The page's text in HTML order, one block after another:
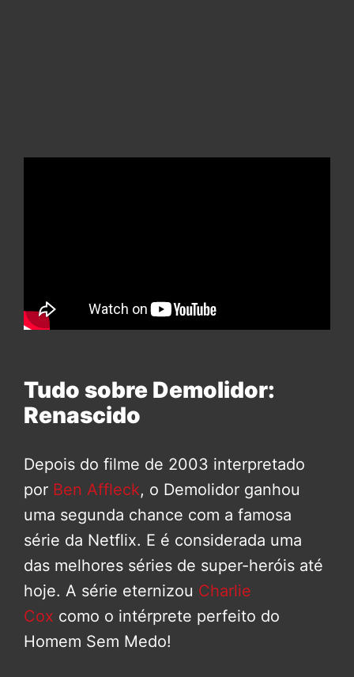
Tudo sobre Demolidor:
Renascido
Depois do filme de 2003 interpretado
por Ben Affleck, o Demolidor ganhou
uma segunda chance com a famosa
série da Netflix. E é considerada uma
das melhores séries de super-heróis até
hoje. A série eternizou Charlie
Cox como o intérprete perfeito do
Homem Sem Medo!